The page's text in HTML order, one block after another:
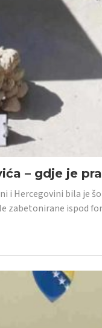
– gdje je
i Hercegovini bila je
zabetonirane ispod